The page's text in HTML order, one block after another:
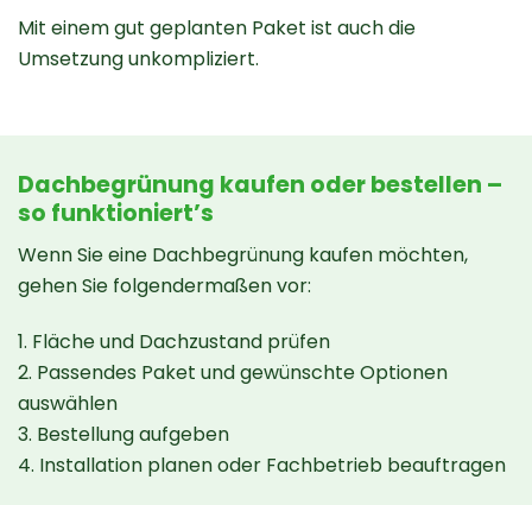
Mit einem gut geplanten Paket ist auch die
Umsetzung unkompliziert.
Dachbegrünung kaufen oder bestellen –
so funktioniert’s
Wenn Sie eine Dachbegrünung kaufen möchten,
gehen Sie folgendermaßen vor:
1. Fläche und Dachzustand prüfen
2. Passendes Paket und gewünschte Optionen
auswählen
3. Bestellung aufgeben
4. Installation planen oder Fachbetrieb beauftragen